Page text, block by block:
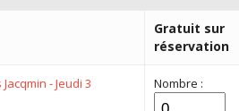
Gratuit sur
réservation
- Jeudi 3
Nombre :